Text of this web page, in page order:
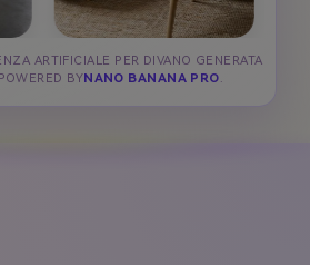
ARTIFICIALE PER DIVANO GENERATA
BYNANO BANANA PRO.